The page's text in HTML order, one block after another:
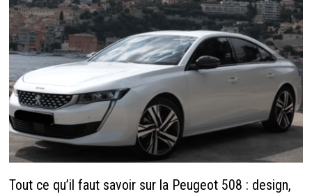
Tout ce qu’il faut savoir sur la Peugeot 508 : design,